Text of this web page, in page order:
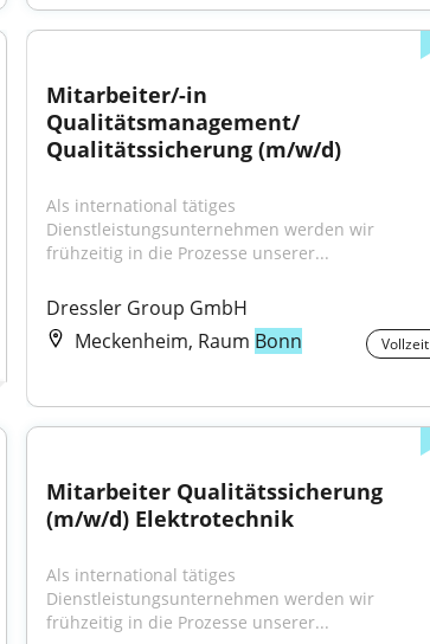
Mitarbeiter/-in
Qualitätsmanagement/
Qualitätssicherung (m/w/d)
Als international tätiges
Dienstleistungsunternehmen werden wir
frühzeitig in die Prozesse unserer...
Dressler Group GmbH
Meckenheim, Raum Bonn Vollzeit
Mitarbeiter Qualitätssicherung
(m/w/d) Elektrotechnik
Als international tätiges
Dienstleistungsunternehmen werden wir
frühzeitig in die Prozesse unserer...